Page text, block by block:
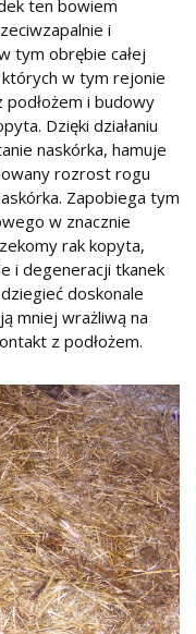
ten bowiem
i
tym obrębie całej
w tym rejonie
podłożem i budowy
Dzięki działaniu
naskórka, hamuje
rozrost rogu
Zapobiega tym
w znacznie
rak kopyta,
i degeneracji tkanek
doskonale
mniej wrażliwą na
z podłożem.